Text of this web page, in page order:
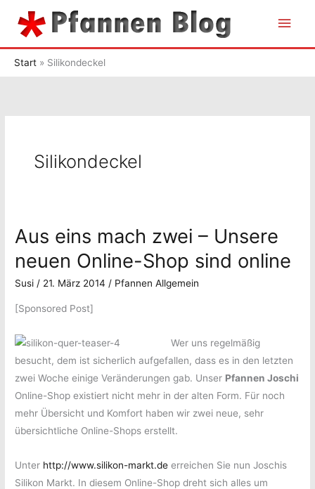
Inhalt
Start Silikondeckel
Silikondeckel
Aus eins mach zwei – Unsere
neuen Online-Shop sind online
Susi / 21. März 2014 / Pfannen Allgemein
[Sponsored Post]
Wer uns regelmäßig
besucht, dem ist sicherlich aufgefallen, dass es in den letzten
zwei Woche einige Veränderungen gab. Unser Pfannen Joschi
Online-Shop existiert nicht mehr in der alten Form. Für noch
mehr Übersicht und Komfort haben wir zwei neue, sehr
übersichtliche Online-Shops erstellt.
Unter http://www.silikon-markt.de erreichen Sie nun Joschis
Silikon Markt. In diesem Online-Shop dreht sich alles um